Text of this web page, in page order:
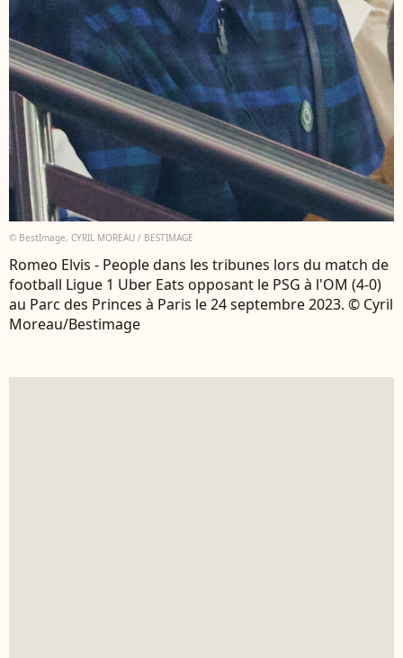
© BestImage, CYRIL MOREAU / BESTIMAGE
Romeo Elvis - People dans les tribunes lors du match de
football Ligue 1 Uber Eats opposant le PSG à l'OM (4-0)
au Parc des Princes à Paris le 24 septembre 2023. © Cyril
Moreau/Bestimage